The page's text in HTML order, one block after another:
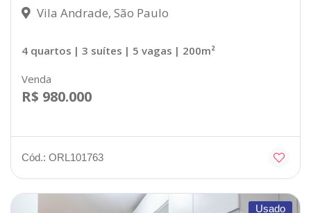
Vila Andrade, São Paulo
4 quartos | 3 suítes | 5 vagas | 200m²
Venda
R$ 980.000
Cód.: ORL101763
Usado